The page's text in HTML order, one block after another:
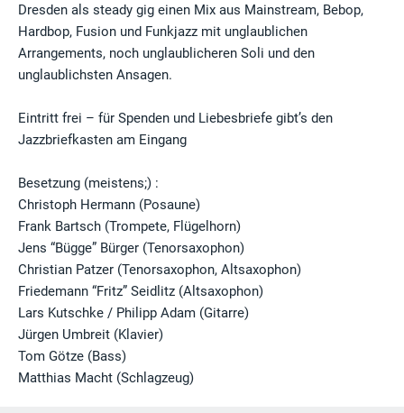
Dresden als steady gig einen Mix aus Mainstream, Bebop,
Hardbop, Fusion und Funkjazz mit unglaublichen
Arrangements, noch unglaublicheren Soli und den
unglaublichsten Ansagen.
Eintritt frei – für Spenden und Liebesbriefe gibt’s den
Jazzbriefkasten am Eingang
Besetzung (meistens;) :
Christoph Hermann (Posaune)
Frank Bartsch (Trompete, Flügelhorn)
Jens “Bügge” Bürger (Tenorsaxophon)
Christian Patzer (Tenorsaxophon, Altsaxophon)
Friedemann “Fritz” Seidlitz (Altsaxophon)
Lars Kutschke / Philipp Adam (Gitarre)
Jürgen Umbreit (Klavier)
Tom Götze (Bass)
Matthias Macht (Schlagzeug)